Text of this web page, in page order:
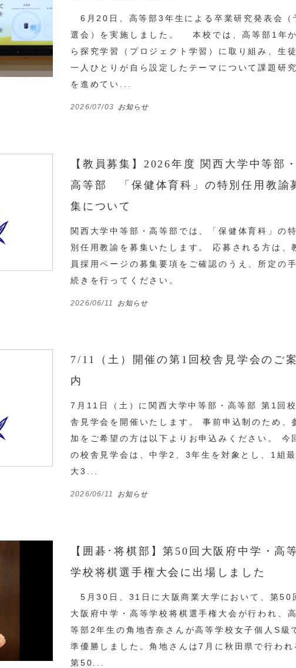
6月20日、高等部3年生による卒業研究発表会（
選会）を実施しました。 本校では、高等部1年か
ら探究学習（プロジェクト学習）に取り組み、生徒
一人ひとりが自ら設定したテーマについて課題研究
を進めてい...
2026/07/03 お知らせ
【教員募集】2026年度 関西大学中等部・
高等部 「保健体育科」の特別任用教諭
集について
関西大学中等部・高等部では、「保健体育科」の特
別任用教諭を募集いたします。 応募される方は、
員採用ページの募集要項をご確認のうえ、所定の手
続きを行ってください。
2026/06/11 お知らせ
7/11（土）開催の第1回校舎見学会のご案
内
7月11日（土）に関西大学中等部・高等部 第1回校
舎見学会を開催いたします。 事前申込制のため、
加をご希望の方は以下よりお申込みください。 今
の校舎見学会は、中学2、3年生を対象とし、1組最
大3...
2026/06/11 お知らせ
【囲碁･将棋部】第50回大阪府中学・高
学校将棋選手権大会に出場しました
5月30日、31日に大阪商業大学において、第50
大阪府中学・高等学校将棋選手権大会が行われ、高
等部2年生の角地杏奈さんが高等学校女子個人S級
準優勝しました。角地さんは7月に秋田県で行われ
第50...